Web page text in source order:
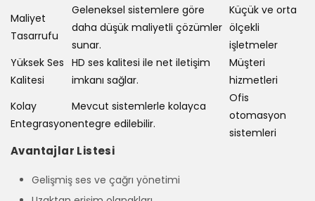
Maliyet
Tasarrufu
Geleneksel sistemlere göre
daha düşük maliyetli çözümler
sunar.
Küçük ve orta
ölçekli
işletmeler
Yüksek Ses
Kalitesi
HD ses kalitesi ile net iletişim
imkanı sağlar.
Müşteri
hizmetleri
Kolay
Entegrasyon
Mevcut sistemlerle kolayca
entegre edilebilir.
Ofis
otomasyon
sistemleri
Avantajlar Listesi
Gelişmiş ses ve çağrı yönetimi